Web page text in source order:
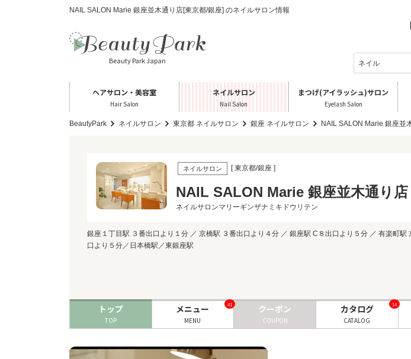
NAIL SALON Marie 銀座並木通り店[東京都/銀座] のネイルサロン情報
Beauty Park Japan
ヘアサロン・美容室
Hair Salon
ネイルサロン
Nail Salon
まつげ(アイラッシュ)サロン
Eyelash Salon
BeautyPark ネイルサロン 東京都 ネイルサロン 銀座 ネイルサロン NAIL SALON Marie 銀座並
ネイルサロン [ 東京都/銀座 ]
NAIL SALON Marie 銀座並木通り店
ネイルサロンマリーギンザナミキドウリテン
銀座１丁目駅 ３番出口より１分 ／ 京橋駅 ３番出口より４分 ／ 銀座駅 C８出口より５分 ／ 有楽町駅
口より５分／日本橋駅／東銀座駅
トップ
TOP
メニュー
MENU
41 クーポン
COUPON
カタログ
CATALOG
14